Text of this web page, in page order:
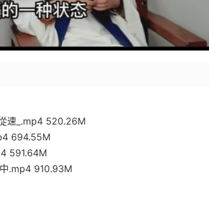
速_.mp4 520.26M
694.55M
591.64M
.mp4 910.93M